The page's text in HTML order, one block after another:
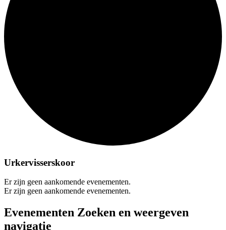
Urkervisserskoor
Er zijn geen aankomende evenementen.
Er zijn geen aankomende evenementen.
Evenementen Zoeken en weergeven
navigatie